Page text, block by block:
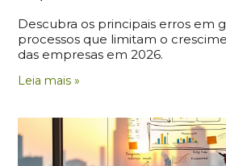
Descubra os principais erros em
processos que limitam o
das empresas em 2026.
Leia mais »